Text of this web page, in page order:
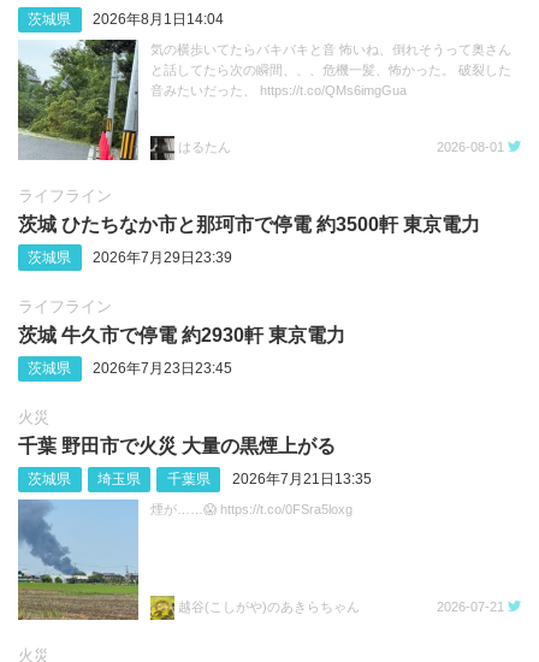
茨城県 2026年8月1日14:04
気の横歩いてたらバキバキと音 怖いね、倒れそうって奥さん
と話してたら次の瞬間、、、危機一髪、怖かった。 破裂した
音みたいだった、 https://t.co/QMs6imgGua
はるたん 2026-08-01
ライフライン
茨城 ひたちなか市と那珂市で停電 約3500軒 東京電力
茨城県 2026年7月29日23:39
ライフライン
茨城 牛久市で停電 約2930軒 東京電力
茨城県 2026年7月23日23:45
火災
千葉 野田市で火災 大量の黒煙上がる
茨城県 埼玉県 千葉県 2026年7月21日13:35
煙が……😱 https://t.co/0FSra5loxg
越谷(こしがや)のあきらちゃん 2026-07-21
火災